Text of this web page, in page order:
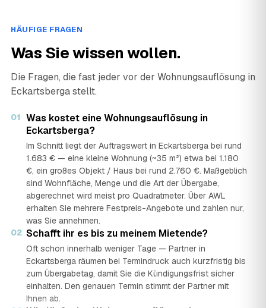
HÄUFIGE FRAGEN
Was Sie wissen wollen.
Die Fragen, die fast jeder vor der Wohnungsauflösung in
Eckartsberga stellt.
01 Was kostet eine Wohnungsauflösung in
Eckartsberga?
Im Schnitt liegt der Auftragswert in Eckartsberga bei rund
1.683 € — eine kleine Wohnung (~35 m²) etwa bei 1.180
€, ein großes Objekt / Haus bei rund 2.760 €. Maßgeblich
sind Wohnfläche, Menge und die Art der Übergabe,
abgerechnet wird meist pro Quadratmeter. Über AWL
erhalten Sie mehrere Festpreis-Angebote und zahlen nur,
was Sie annehmen.
02 Schafft ihr es bis zu meinem Mietende?
Oft schon innerhalb weniger Tage — Partner in
Eckartsberga räumen bei Termindruck auch kurzfristig bis
zum Übergabetag, damit Sie die Kündigungsfrist sicher
einhalten. Den genauen Termin stimmt der Partner mit
Ihnen ab.